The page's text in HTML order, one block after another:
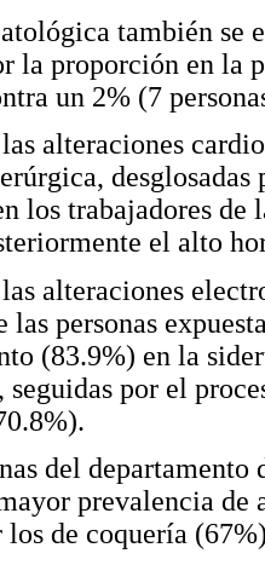
también se
la proporción en la
un 2% (7
alteraciones
desglosadas
los trabajadores
el alto
alteraciones
las personas
(83.9%) en la
seguidas por el
del
prevalencia de
los de coquería